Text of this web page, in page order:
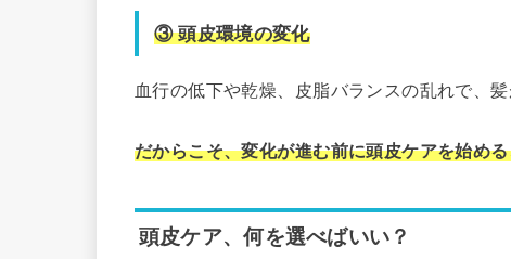
③ 頭皮環境の変化
血行の低下や乾燥、皮脂バランスの乱れで、
だからこそ、変化が進む前に頭皮ケアを始め
頭皮ケア、何を選べばいい？